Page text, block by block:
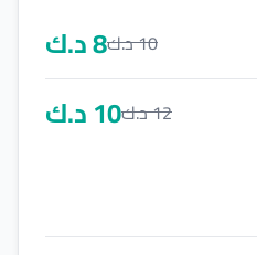
10د.ك8د.ك
12د.ك10د.ك